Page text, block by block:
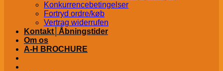
Konkurrencebetingelser
Fortryd ordre/køb
Vertrag widerrufen
Kontakt│Åbningstider
Om os
A-H BROCHURE